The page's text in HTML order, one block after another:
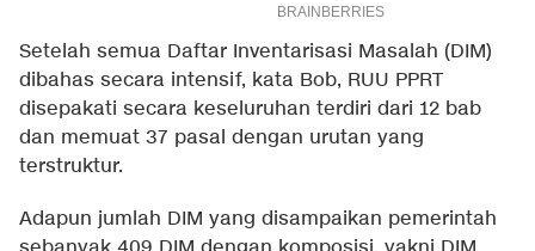
Setelah semua Daftar Inventarisasi Masalah (DIM)
dibahas secara intensif, kata Bob, RUU PPRT
disepakati secara keseluruhan terdiri dari 12 bab
dan memuat 37 pasal dengan urutan yang
terstruktur.
Adapun jumlah DIM yang disampaikan pemerintah